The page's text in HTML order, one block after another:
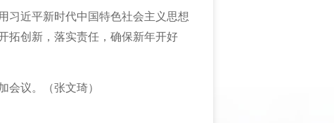
习近平新时代中国特色社会主义思想
拓创新，落实责任，确保新年开好
会议。（张文琦）